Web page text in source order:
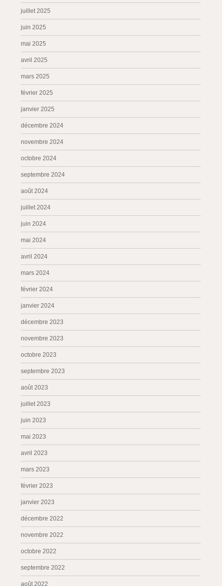
juillet 2025
juin 2025
mai 2025
avril 2025
mars 2025
février 2025
janvier 2025
décembre 2024
novembre 2024
octobre 2024
septembre 2024
août 2024
juillet 2024
juin 2024
mai 2024
avril 2024
mars 2024
février 2024
janvier 2024
décembre 2023
novembre 2023
octobre 2023
septembre 2023
août 2023
juillet 2023
juin 2023
mai 2023
avril 2023
mars 2023
février 2023
janvier 2023
décembre 2022
novembre 2022
octobre 2022
septembre 2022
août 2022